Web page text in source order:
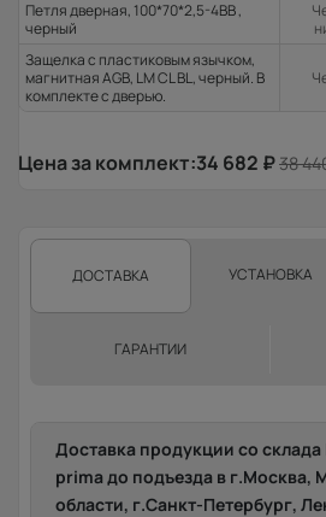
Петля дверная, 100*70*2,5-4ВВ ,
черный
Защелка с пластиковым язычком,
магнитная AGB, LM CL BL, черный. В
комплекте с дверью.
Цена за комплект:34 682 ₽38
ДОСТАВКА УСТАНОВКА
ГАРАНТИИ
Доставка продукции со
prima до подъезда в г.Москва,
области, г.Санкт-Петербург,